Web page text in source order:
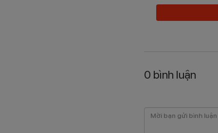
0 bình luận